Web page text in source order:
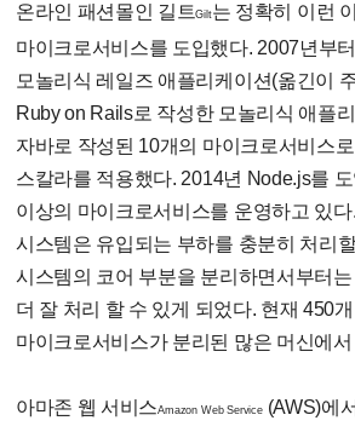
온라인 패션몰인 길트Gilt는 정확히 이런
마이크로서비스를 도입했다. 2007년부
모놀리식 레일즈 애플리케이션(옮긴이
Ruby on Rails로 작성한 모놀리식 애플
자바로 작성된 10개의 마이크로서비스
스칼라를 적용했다. 2014년 Node.js를
이상의 마이크로서비스를 운영하고 있
시스템은 유입되는 부하를 충분히 처리
시스템의 코어 부분을 분리하면서부터
더 잘 처리 할 수 있게 되었다. 현재 450개
마이크로서비스가 분리된 많은 머신에
아마존 웹 서비스Amazon Web Service(AWS)에